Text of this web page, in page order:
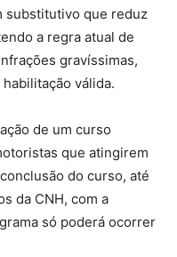
substitutivo que reduz
a regra atual de
gravíssimas,
válida.
de um curso
que atingirem
do curso, até
da CNH, com a
só poderá ocorrer